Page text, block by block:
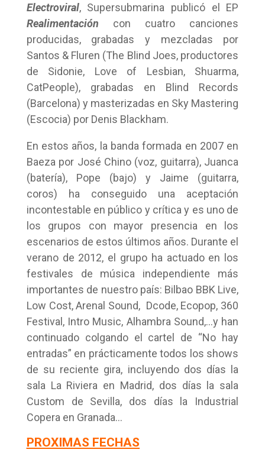
Electroviral, Supersubmarina publicó el EP
Realimentación con cuatro canciones
producidas, grabadas y mezcladas por
Santos & Fluren (The Blind Joes, productores
de Sidonie, Love of Lesbian, Shuarma,
CatPeople), grabadas en Blind Records
(Barcelona) y masterizadas en Sky Mastering
(Escocia) por Denis Blackham.
En estos años, la banda formada en 2007 en
Baeza por José Chino (voz, guitarra), Juanca
(batería), Pope (bajo) y Jaime (guitarra,
coros) ha conseguido una aceptación
incontestable en público y crítica y es uno de
los grupos con mayor presencia en los
escenarios de estos últimos años. Durante el
verano de 2012, el grupo ha actuado en los
festivales de música independiente más
importantes de nuestro país: Bilbao BBK Live,
Low Cost, Arenal Sound, Dcode, Ecopop, 360
Festival, Intro Music, Alhambra Sound,…y han
continuado colgando el cartel de “No hay
entradas” en prácticamente todos los shows
de su reciente gira, incluyendo dos días la
sala La Riviera en Madrid, dos días la sala
Custom de Sevilla, dos días la Industrial
Copera en Granada…
PROXIMAS FECHAS